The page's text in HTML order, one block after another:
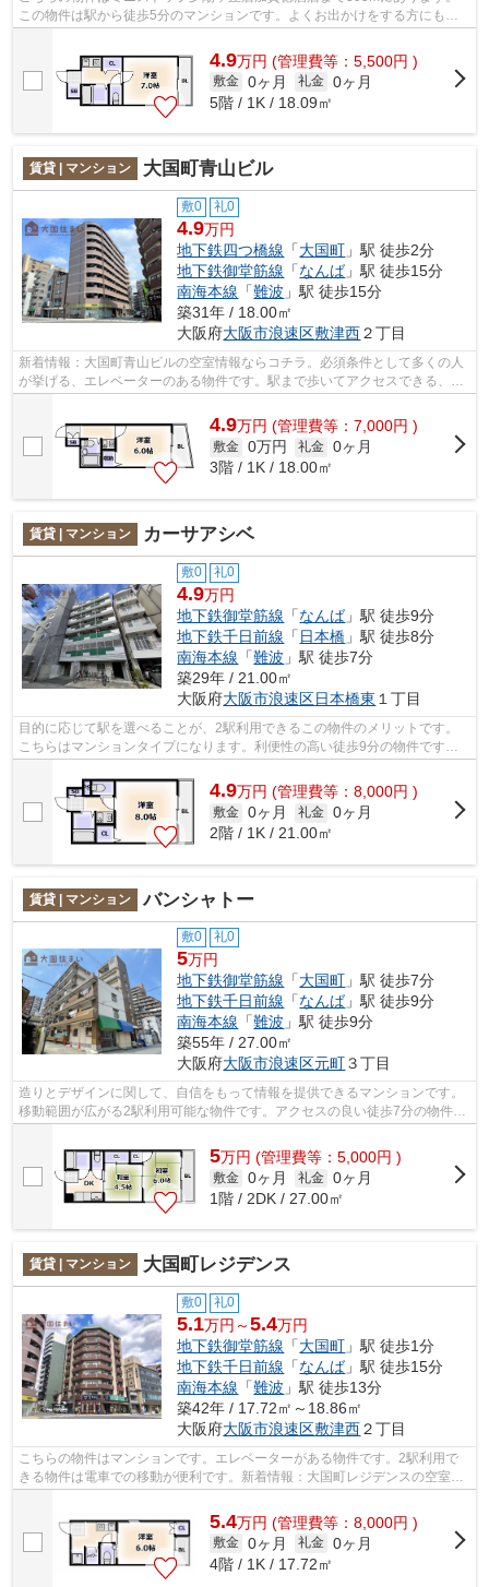
この物件は駅から徒歩5分のマンションです。よくお出かけをする方にも便
4.9万円 (管理費等：5,500円 )
敷金 0ヶ月 礼金 0ヶ月
5階 / 1K / 18.09㎡
賃貸 | マンション 大国町青山ビル
敷0 礼0
4.9万円
地下鉄四つ橋線 「大国町 」駅 徒歩2分
地下鉄御堂筋線 「なんば」駅 徒歩15分
南海本線 「難波 」駅 徒歩15分
築31年 / 18.00㎡
大阪府大阪市浪速区敷津西２丁目
新着情報：大国町青山ビルの空室情報ならコチラ。必須条件として多くの人
が挙げる、エレベーターのある物件です。駅まで歩いてアクセスできる、徒
歩2分に立地する物件です。プライバシ...
4.9万円 (管理費等：7,000円 )
敷金 0万円 礼金 0ヶ月
3階 / 1K / 18.00㎡
賃貸 | マンション カーサアシベ
敷0 礼0
4.9万円
地下鉄御堂筋線 「なんば」駅 徒歩9分
地下鉄千日前線 「 日本橋 」駅 徒歩8分
南海本線 「難波 」駅 徒歩7分
築29年 / 21.00㎡
大阪府大阪市浪速区日本橋東 １丁目
目的に応じて駅を選べることが、2駅利用できるこの物件のメリットです。
こちらはマンションタイプになります。利便性の高い徒歩9分の物件です。
共用部にはエレベータ・敷地内ごみ置き...
4.9万円 (管理費等：8,000円 )
敷金 0ヶ月 礼金 0ヶ月
2階 / 1K / 21.00㎡
賃貸 | マンション バンシャトー
敷0 礼0
5万円
地下鉄御堂筋線 「大国町 」駅 徒歩7分
地下鉄千日前線 「なんば」駅 徒歩9分
南海本線 「難波 」駅 徒歩9分
築55年 / 27.00㎡
大阪府大阪市浪速区元町３丁目
造りとデザインに関して、自信をもって情報を提供できるマンションです。
移動範囲が広がる2駅利用可能な物件です。アクセスの良い徒歩7分の物件で
5万円 (管理費等：5,000円 )
敷金 0ヶ月 礼金 0ヶ月
1階 / 2DK / 27.00㎡
賃貸 | マンション 大国町レジデンス
敷0 礼0
5.1万円～5.4万円
地下鉄御堂筋線 「大国町 」駅 徒歩1分
地下鉄千日前線 「なんば」駅 徒歩15分
南海本線 「難波 」駅 徒歩13分
築42年 / 17.72㎡～18.86㎡
大阪府大阪市浪速区敷津西２丁目
こちらの物件はマンションです。エレベーターがある物件です。2駅利用で
きる物件は電車での移動が便利です。新着情報：大国町レジデンスの空室情
5.4万円 (管理費等：8,000円 )
敷金 0ヶ月 礼金 0ヶ月
4階 / 1K / 17.72㎡